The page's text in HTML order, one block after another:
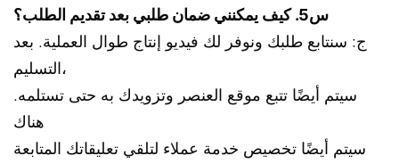
س5. كيف يمكنني ضمان طلبي بعد تقديم الطلب؟
ج: سنتابع طلبك ونوفر لك فيديو إنتاج طوال العملية. بعد
التسليم،
سيتم أيضًا تتبع موقع العنصر وتزويدك به حتى تستلمه.
هناك
سيتم أيضًا تخصيص خدمة عملاء لتلقي تعليقاتك المتابعة